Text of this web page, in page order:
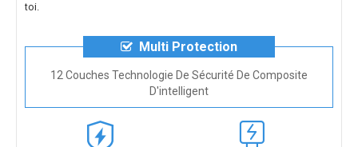
toi.
Multi Protection
12 Couches Technologie De Sécurité De Composite
D'intelligent